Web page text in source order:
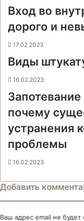
к
Вход во
дорого и
17.02.2023
Виды
16.02.2023
почему
устранения
проблемы
16.02.2023
Добавить
Ваш адрес email не будет